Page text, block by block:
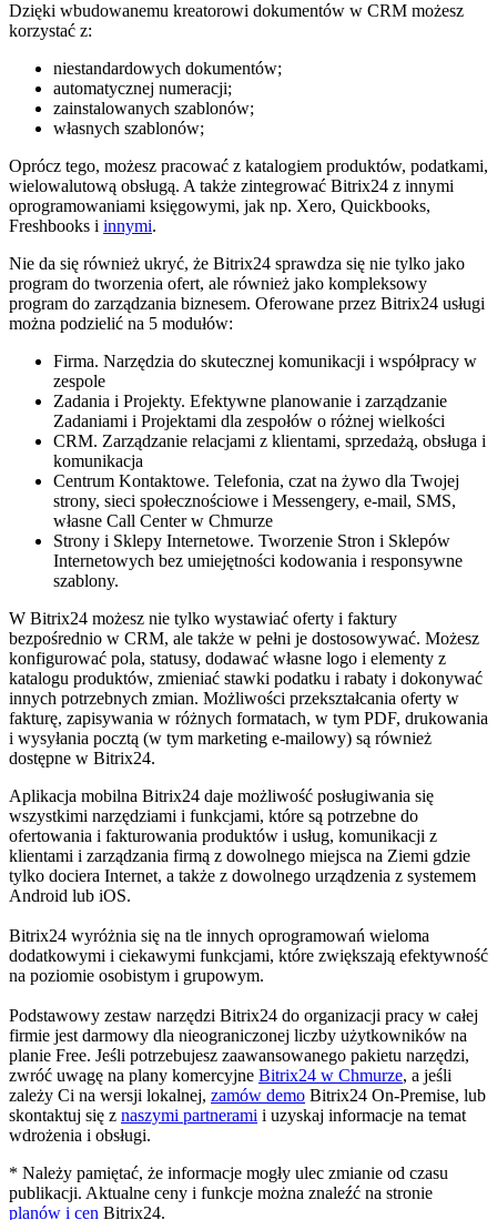
Dzięki wbudowanemu kreatorowi dokumentów w CRM możesz
korzystać z:
niestandardowych dokumentów;
automatycznej numeracji;
zainstalowanych szablonów;
własnych szablonów;
Oprócz tego, możesz pracować z katalogiem produktów, podatkami,
wielowalutową obsługą. A także zintegrować Bitrix24 z innymi
oprogramowaniami księgowymi, jak np. Xero, Quickbooks,
Freshbooks i innymi.
Nie da się również ukryć, że Bitrix24 sprawdza się nie tylko jako
program do tworzenia ofert, ale również jako kompleksowy
program do zarządzania biznesem. Oferowane przez Bitrix24 usługi
można podzielić na 5 modułów:
Firma. Narzędzia do skutecznej komunikacji i współpracy w
zespole
Zadania i Projekty. Efektywne planowanie i zarządzanie
Zadaniami i Projektami dla zespołów o różnej wielkości
CRM. Zarządzanie relacjami z klientami, sprzedażą, obsługa i
komunikacja
Centrum Kontaktowe. Telefonia, czat na żywo dla Twojej
strony, sieci społecznościowe i Messengery, e-mail, SMS,
własne Call Center w Chmurze
Strony i Sklepy Internetowe. Tworzenie Stron i Sklepów
Internetowych bez umiejętności kodowania i responsywne
szablony.
W Bitrix24 możesz nie tylko wystawiać oferty i faktury
bezpośrednio w CRM, ale także w pełni je dostosowywać. Możesz
konfigurować pola, statusy, dodawać własne logo i elementy z
katalogu produktów, zmieniać stawki podatku i rabaty i dokonywać
innych potrzebnych zmian. Możliwości przekształcania oferty w
fakturę, zapisywania w różnych formatach, w tym PDF, drukowania
i wysyłania pocztą (w tym marketing e-mailowy) są również
dostępne w Bitrix24.
Aplikacja mobilna Bitrix24 daje możliwość posługiwania się
wszystkimi narzędziami i funkcjami, które są potrzebne do
ofertowania i fakturowania produktów i usług, komunikacji z
klientami i zarządzania firmą z dowolnego miejsca na Ziemi gdzie
tylko dociera Internet, a także z dowolnego urządzenia z systemem
Android lub iOS.
Bitrix24 wyróżnia się na tle innych oprogramowań wieloma
dodatkowymi i ciekawymi funkcjami, które zwiększają efektywność
na poziomie osobistym i grupowym.
Podstawowy zestaw narzędzi Bitrix24 do organizacji pracy w całej
firmie jest darmowy dla nieograniczonej liczby użytkowników na
planie Free. Jeśli potrzebujesz zaawansowanego pakietu narzędzi,
zwróć uwagę na plany komercyjne Bitrix24 w Chmurze, a jeśli
zależy Ci na wersji lokalnej, zamów demo Bitrix24 On-Premise, lub
skontaktuj się z naszymi partnerami i uzyskaj informacje na temat
wdrożenia i obsługi.
* Należy pamiętać, że informacje mogły ulec zmianie od czasu
publikacji. Aktualne ceny i funkcje można znaleźć na stronie
planów i cen Bitrix24.